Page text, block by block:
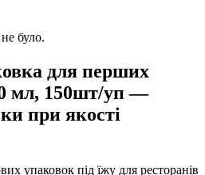
було.
для перших
мл, 150шт/уп —
при якості
упаковок під їжу для ресторанів